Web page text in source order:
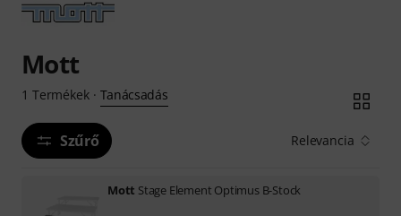
Mott
1 Termékek· Tanácsadás
Szűrő Relevancia
Mott Stage Element Optimus B-Stock